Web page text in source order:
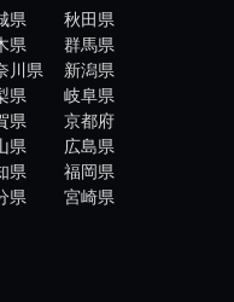
県
秋田県
県
群馬県
川県
新潟県
県
岐阜県
県
京都府
県
広島県
県
福岡県
県
宮崎県